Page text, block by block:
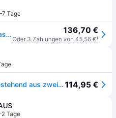
Tage
Vaude Aqua Back Hinterradtasche 136,70 €
Oder 3 Zahlungen von 45,56 €¹
VAUDE AQUA BACK II Set bestehend aus zwei Gepäckträgertaschen114,95 €
Tage